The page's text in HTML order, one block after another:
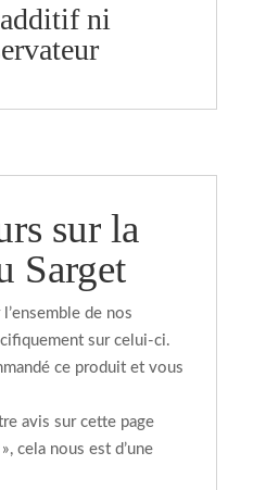
ni
sur la
Sarget
l’ensemble de nos
sur celui-ci.
ce produit et vous
avis sur cette page
cela nous est d’une